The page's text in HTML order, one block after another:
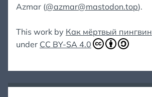
Azmar (@azmar@mastodon.top).
This work by Как мёртвый пингвин
under CC BY-SA 4.0